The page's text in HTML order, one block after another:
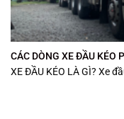
CÁC DÒNG XE ĐẦU KÉO
XE ĐẦU KÉO LÀ GÌ? Xe